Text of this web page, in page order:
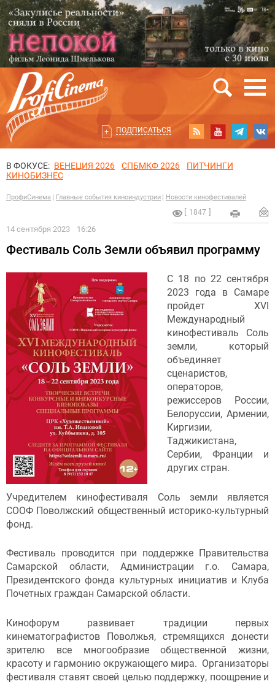
ПОДПИСАТЬСЯ
В ФОКУСЕ: ВЕНЕЦИЯ 2026 СПБМКФ 2026
ПИТЧИНГИ
КИНОБИЗНЕС
ПрофиСинема Главные события киноиндустрии Новости кинофестивалей
1847
14 сентября 2023 16:26
Фестиваль Соль Земли объявил программу
С 18 по 22 сентября
2023 года в Самаре
пройдет XVI
Международный
кинофестиваль Соль
земли, который
объединяет
сценаристов,
операторов,
режиссеров России,
Белоруссии, Армении,
Киргизии,
Таджикистана,
Сербии, Франции и
других стран.
Учредителем кинофестиваля Соль земли является
СООФ Поволжский общественный историко-культурный
фонд.
Фестиваль проводится при поддержке Правительства
Самарской области, Администрации г.о. Самара,
Президентского фонда культурных инициатив и Клуба
Почетных граждан Самарской области.
Кинофорум развивает традиции первых
кинематографистов Поволжья, стремящихся донести
зрителю все многообразие общественной жизни,
красоту и гармонию окружающего мира. Организаторы
фестиваля ставят своей целью поддержку, поощрение и